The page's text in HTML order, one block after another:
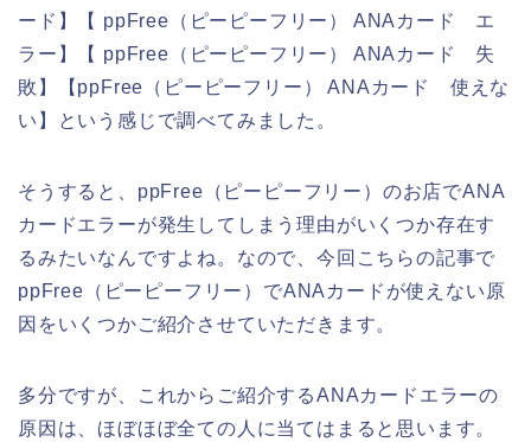
ード】【 ppFree（ピーピーフリー） ANAカード エ
ラー】【 ppFree（ピーピーフリー） ANAカード 失
敗】【ppFree（ピーピーフリー） ANAカード 使えな
い】という感じで調べてみました。
そうすると、ppFree（ピーピーフリー）のお店でANA
カードエラーが発生してしまう理由がいくつか存在す
るみたいなんですよね。なので、今回こちらの記事で
ppFree（ピーピーフリー）でANAカードが使えない原
因をいくつかご紹介させていただきます。
多分ですが、これからご紹介するANAカードエラーの
原因は、ほぼほぼ全ての人に当てはまると思います。